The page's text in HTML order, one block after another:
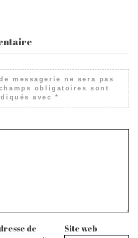
messagerie ne sera pas
obligatoires sont
avec*
de
Site web